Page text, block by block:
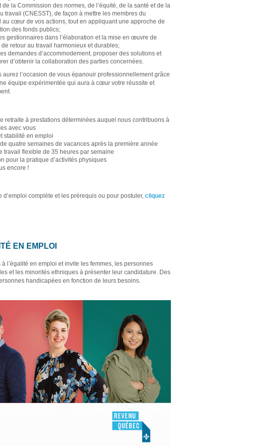
de la Commission des normes, de l’équité, de la santé et de la
travail (CNESST), de façon à mettre les membres du
au cœur de vos actions, tout en appliquant une approche de
des fonds publics;
gestionnaires dans l’élaboration et la mise en œuvre de
retour au travail harmonieux et durables;
demandes d’accommodement, proposer des solutions et
d’obtenir la collaboration des parties concernées.
aurez l’occasion de vous épanouir professionnellement grâce
équipe expérimentée qui aura à cœur votre réussite et
retraite à prestations déterminées auquel nous contribuons à
avec vous
stabilité en emploi
quatre semaines de vacances après la première année
travail flexible de 35 heures par semaine
pour la pratique d’activités physiques
encore !
d’emploi complète et les prérequis ou pour postuler, cliquez
EN EMPLOI
l’égalité en emploi et invite les femmes, les personnes
et les minorités ethniques à présenter leur candidature. Des
handicapées en fonction de leurs besoins.